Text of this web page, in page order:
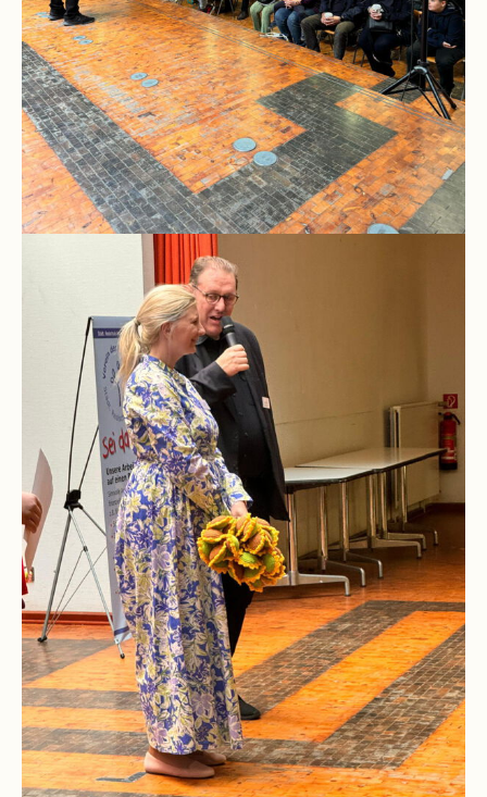
Konzepte
Lehrer-
Raum-
Prinzip
Berufswahlvorbereitung
Hausaufgabenbetreuung
Digitalisierung
Streitschlichtung
Kompetenzteam
Seiteneinsteiger
Methodentraining
Bewegte
Pause
Schulsanitätsdienst